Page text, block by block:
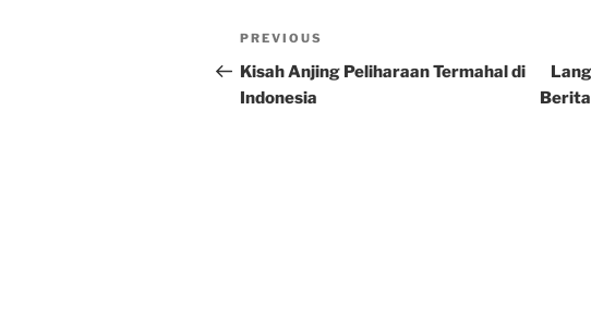
Post
navigation
Previous
Post
PREVIOUS
Kisah Anjing Peliharaan Termahal di
Indonesia